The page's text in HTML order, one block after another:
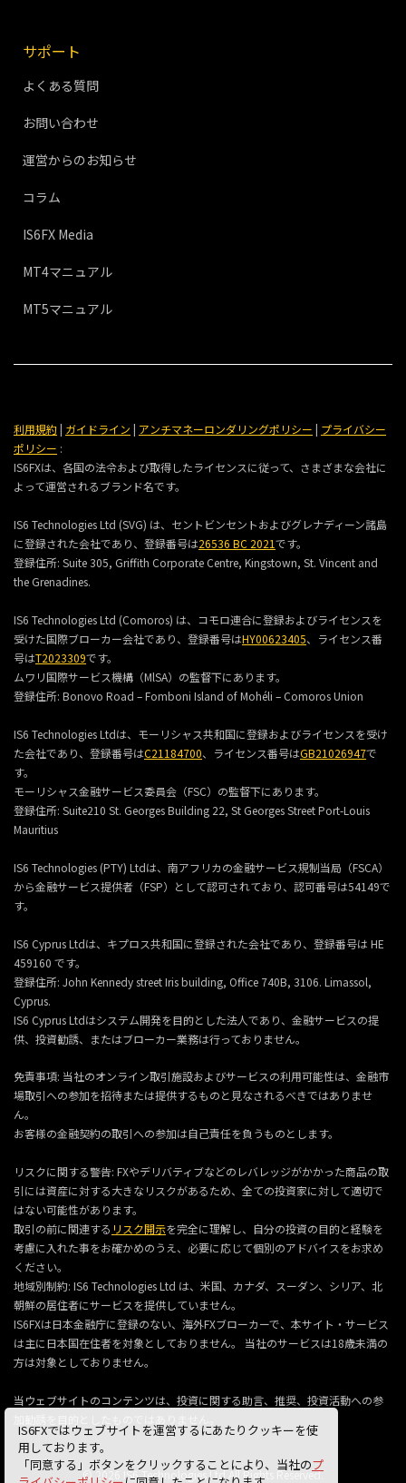
IS6FXではウェブサイトを運営するにあたりクッキーを使
用しております。
「同意する」ボタンをクリックすることにより、当社のプ
サポート
よくある質問
お問い合わせ
運営からのお知らせ
コラム
IS6FX Media
MT4マニュアル
MT5マニュアル
利用規約| ガイドライン | アンチマネーロンダリングポリシー | プライバシー
ポリシー :
IS6FXは、各国の法令および取得したライセンスに従って、さまざまな会社に
よって運営されるブランド名です。
IS6 Technologies Ltd (SVG) は、セントビンセントおよびグレナディーン諸島
に登録された会社であり、登録番号は26536 BC 2021です。
登録住所: Suite 305, Griffith Corporate Centre, Kingstown, St. Vincent and
the Grenadines.
IS6 Technologies Ltd (Comoros) は、コモロ連合に登録およびライセンスを
受けた国際ブローカー会社であり、登録番号はHY00623405、ライセンス番
号はT2023309です。
ムワリ国際サービス機構（MlSA）の監督下にあります。
登録住所: Bonovo Road – Fomboni Island of Mohéli – Comoros Union
IS6 Technologies Ltdは、モーリシャス共和国に登録およびライセンスを受け
た会社であり、登録番号はC21184700、ライセンス番号はGB21026947で
す。
モーリシャス金融サービス委員会（FSC）の監督下にあります。
登録住所: Suite210 St. Georges Building 22, St Georges Street Port-Louis
Mauritius
IS6 Technologies (PTY) Ltdは、南アフリカの金融サービス規制当局（FSCA）
から金融サービス提供者（FSP）として認可されており、認可番号は54149で
す。
IS6 Cyprus Ltdは、キプロス共和国に登録された会社であり、登録番号は HE
459160 です。
登録住所: John Kennedy street Iris building, Office 740B, 3106. Limassol,
Cyprus.
IS6 Cyprus Ltdはシステム開発を目的とした法人であり、金融サービスの提
供、投資勧誘、またはブローカー業務は行っておりません。
免責事項: 当社のオンライン取引施設およびサービスの利用可能性は、金融市
場取引への参加を招待または提供するものと見なされるべきではありませ
ん。
お客様の金融契約の取引への参加は自己責任を負うものとします。
リスクに関する警告: FXやデリバティブなどのレバレッジがかかった商品の取
引には資産に対する大きなリスクがあるため、全ての投資家に対して適切で
はない可能性があります。
取引の前に関連する リスク開示を完全に理解し、自分の投資の目的と経験を
考慮に入れた事をお確かめのうえ、必要に応じて個別のアドバイスをお求め
ください。
地域別制約: IS6 Technologies Ltd は、米国、カナダ、スーダン、シリア、北
朝鮮の居住者にサービスを提供していません。
IS6FXは日本金融庁に登録のない、海外FXブローカーで、本サイト・サービス
は主に日本国在住者を対象としておりません。 当社のサービスは18歳未満の
方は対象としておりません。
当ウェブサイトのコンテンツは、投資に関する助言、推奨、投資活動への参
© 2026 IS6 Technologies Ltd All Rights Reserved.